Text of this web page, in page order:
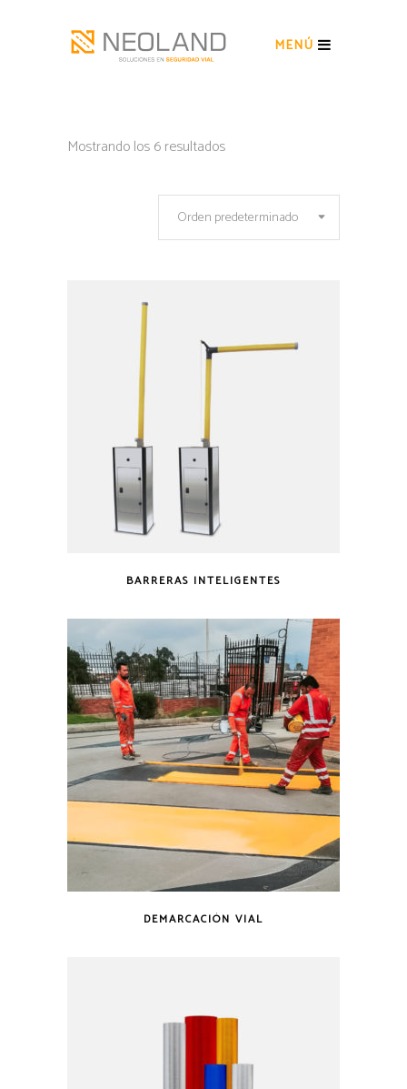
MENÚ
Mostrando los 6 resultados
Orden predeterminado
BARRERAS INTELIGENTES
DEMARCACIÓN VIAL